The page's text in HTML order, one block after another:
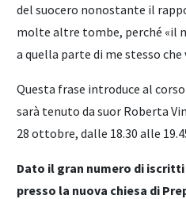
del suocero nonostante il
molte altre tombe, perché «il
a quella parte di me stesso che
Questa frase introduce al
sarà tenuto da suor Roberta
28 ottobre, dalle 18.30 alle
Dato il gran numero di
presso la nuova chiesa di